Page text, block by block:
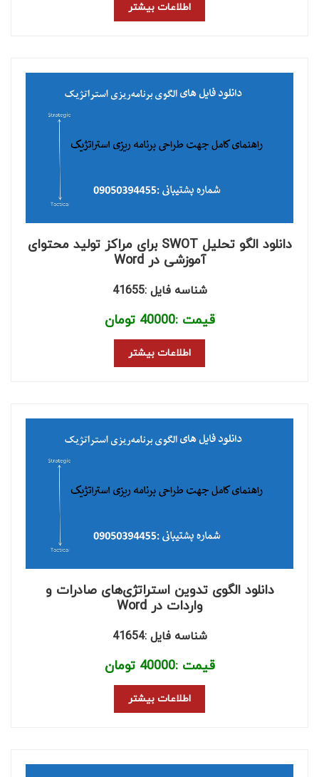
اطلاعات بیشتر
دانلود الگو تحلیل SWOT برای مراکز تولید محتوای
آموزشی در Word
شناسه فایل :41655
قیمت :40000 تومان
اطلاعات بیشتر
دانلود الگوی تدوین استراتژی‌های صادرات و
واردات در Word
شناسه فایل :41654
قیمت :40000 تومان
اطلاعات بیشتر